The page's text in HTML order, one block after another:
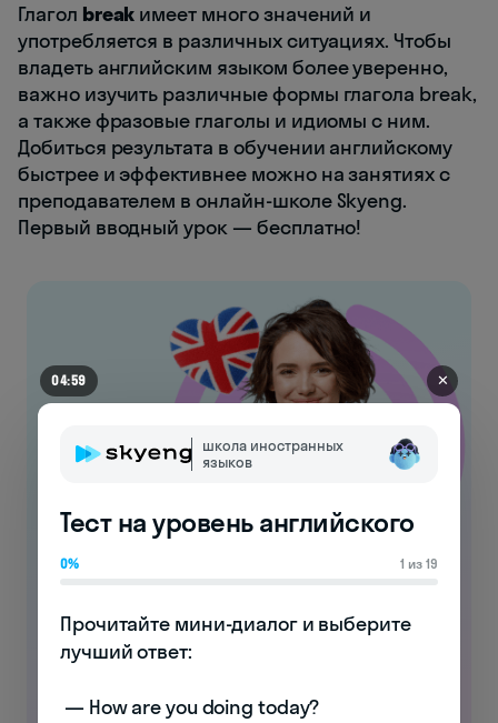
Глагол break имеет много значений и
употребляется в различных ситуациях. Чтобы
владеть английским языком более уверенно,
важно изучить различные формы глагола break,
а также фразовые глаголы и идиомы с ним.
Добиться результата в обучении английскому
быстрее и эффективнее можно на занятиях с
преподавателем в онлайн-школе Skyeng.
Первый вводный урок — бесплатно!
Занимайтесь английским
бесплатно!
Выполняйте интерактивные упражнения
04:55 ✕
школа иностранных
языков
Тест на уровень английского
0% 1 из 19
Прочитайте мини-диалог и выберите
лучший ответ: